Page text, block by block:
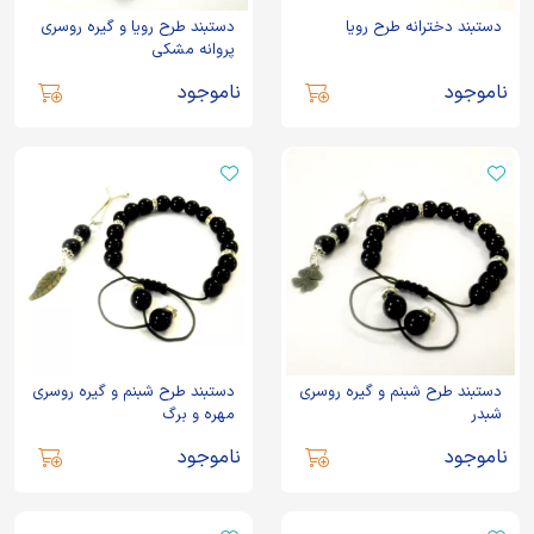
دستبند دخترانه طرح رویا
ناموجود
دستبند طرح رویا و گیره روسری
پروانه مشکی
ناموجود
دستبند طرح شبنم و گیره روسری
شبدر
ناموجود
دستبند طرح شبنم و گیره روسری
مهره و برگ
ناموجود